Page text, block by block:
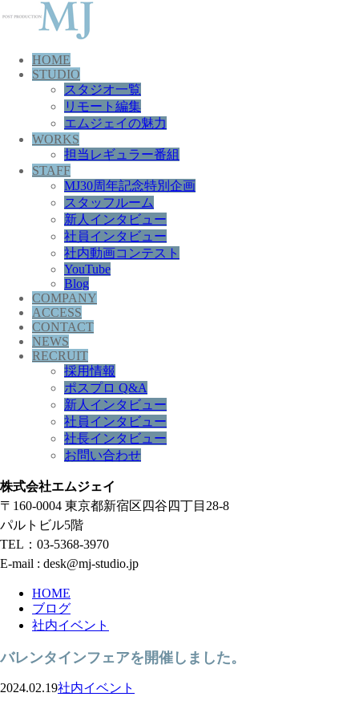
HOME
STUDIO
スタジオ一覧
リモート編集
エムジェイの魅力
WORKS
担当レギュラー番組
STAFF
MJ30周年記念特別企画
スタッフルーム
新人インタビュー
社員インタビュー
社内動画コンテスト
YouTube
Blog
COMPANY
ACCESS
CONTACT
NEWS
RECRUIT
採用情報
ポスプロ Q&A
新人インタビュー
社員インタビュー
社長インタビュー
お問い合わせ
株式会社エムジェイ
〒160-0004 東京都新宿区四谷四丁目28-8
パルトビル5階
TEL：03-5368-3970
E-mail : desk@mj-studio.jp
HOME
ブログ
社内イベント
バレンタインフェアを開催しました。
2024.02.19社内イベント